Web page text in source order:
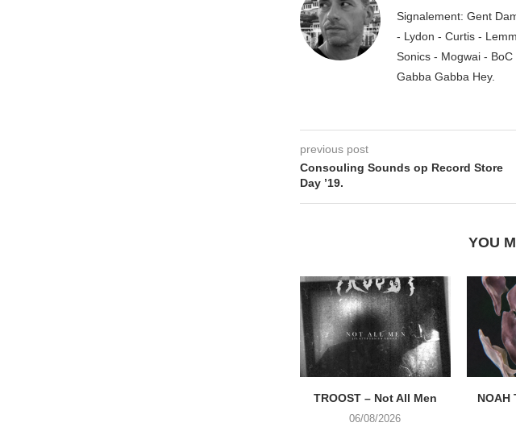
Signalement: Gent
- Lydon - Curtis -
Sonics - Mogwai -
Gabba Gabba Hey.
previous post
Consouling Sounds op Record Store
Day ’19.
YOU
TROOST – Not All Men
06/08/2026
NOAH